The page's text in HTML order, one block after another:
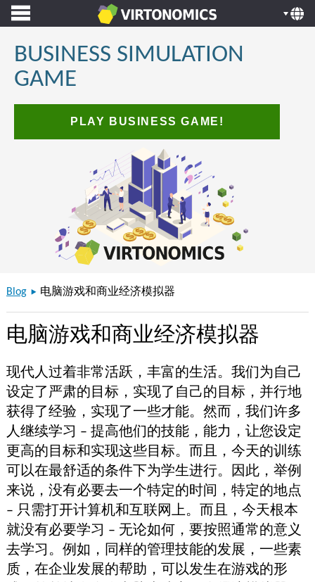
BUSINESS SIMULATION
GAME
PLAY BUSINESS GAME!
Blog 电脑游戏和商业经济模拟器
电脑游戏和商业经济模拟器
现代人过着非常活跃，丰富的生活。我们为自己
设定了严肃的目标，实现了自己的目标，并行地
获得了经验，实现了一些才能。然而，我们许多
人继续学习 – 提高他们的技能，能力，让您设定
更高的目标和实现这些目标。而且，今天的训练
可以在最舒适的条件下为学生进行。因此，举例
来说，没有必要去一个特定的时间，特定的地点
– 只需打开计算机和互联网上。而且，今天根本
就没有必要学习 – 无论如何，要按照通常的意义
去学习。例如，同样的管理技能的发展，一些素
质，在企业发展的帮助，可以发生在游戏的形